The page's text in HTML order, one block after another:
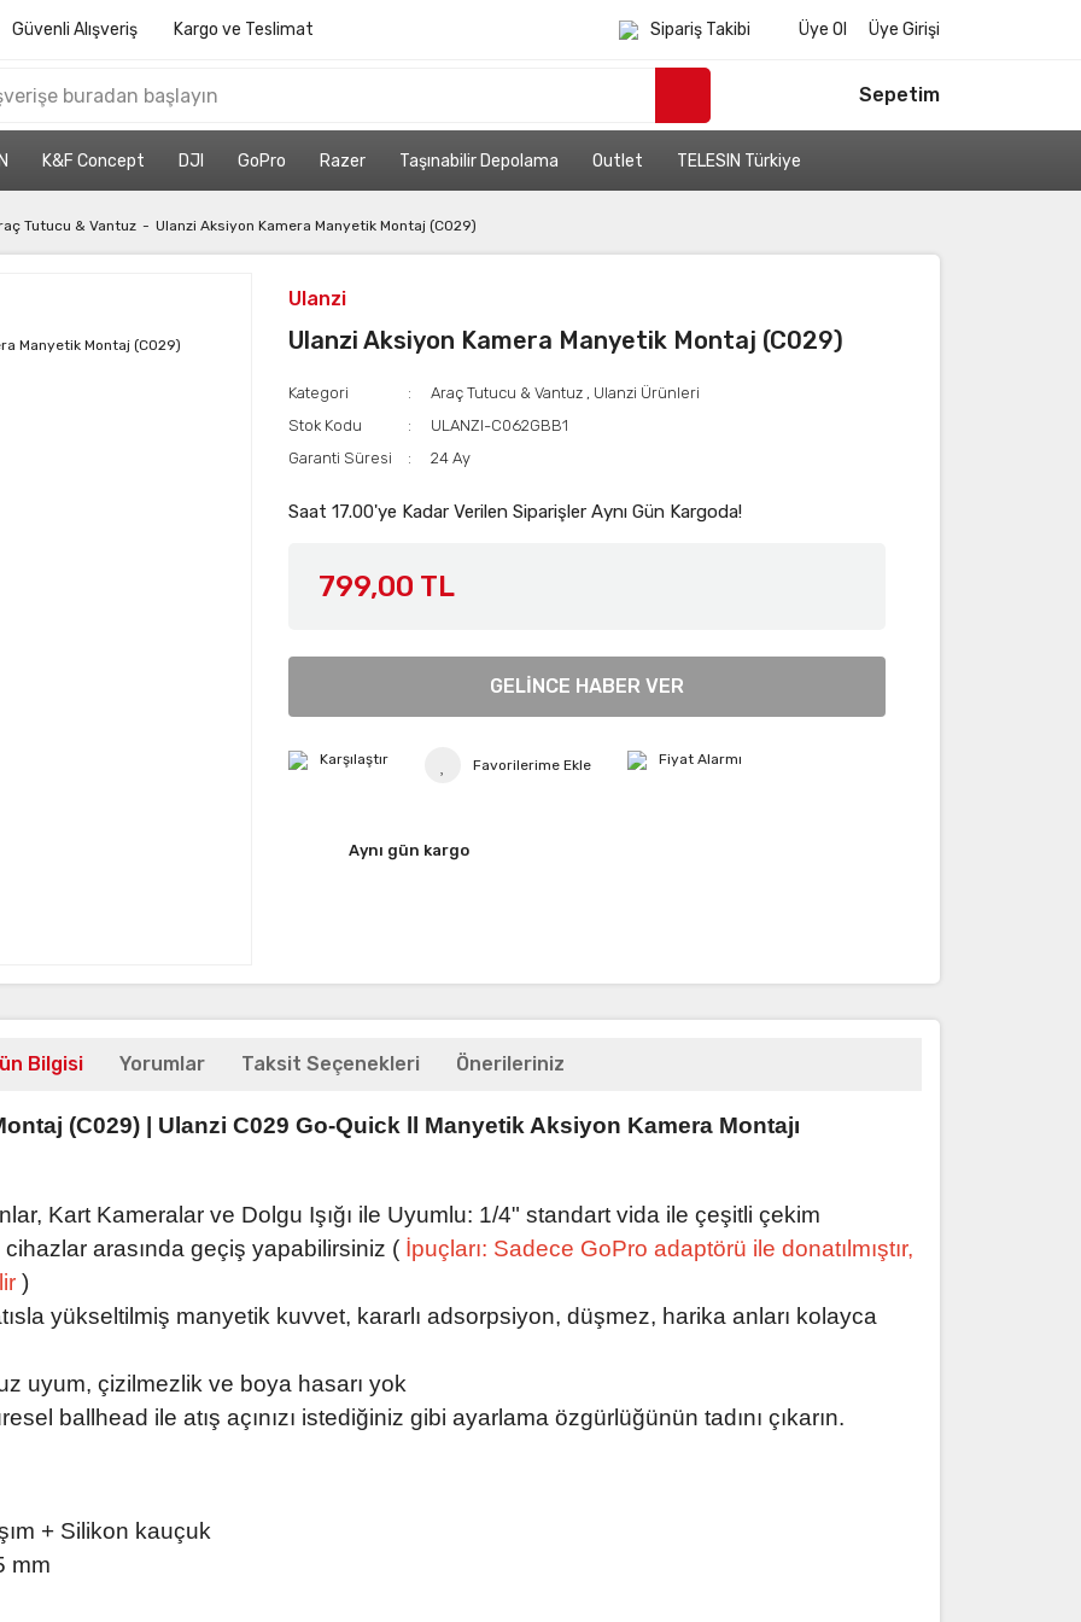
Güvenli Alışveriş Kargo ve Teslimat Sipariş Takibi Üye Ol Üye Girişi
Sepetim
K&F Concept DJI GoPro Razer Taşınabilir Depolama Outlet TELESIN Türkiye
Tutucu & Vantuz Ulanzi Aksiyon Kamera Manyetik Montaj (C029)
Ulanzi
Ulanzi Aksiyon Kamera Manyetik Montaj (C029)
Kategori Araç Tutucu & Vantuz , Ulanzi Ürünleri
Stok Kodu
ULANZI-C062GBB1
Garanti Süresi
24 Ay
Saat 17.00'ye Kadar Verilen Siparişler Aynı Gün Kargoda!
799,00 TL
GELİNCE HABER VER
Karşılaştır Fiyat Alarmı
Aynı gün kargo
Bilgisi Yorumlar Taksit Seçenekleri Önerileriniz
(C029) | Ulanzi C029 Go-Quick ll Manyetik Aksiyon Kamera Montajı
Kart Kameralar ve Dolgu Işığı ile Uyumlu: 1/4" standart vida ile çeşitli çekim
cihazlar arasında geçiş yapabilirsiniz ( İpuçları: Sadece GoPro adaptörü ile donatılmıştır,
)
yükseltilmiş manyetik kuvvet, kararlı adsorpsiyon, düşmez, harika anları kolayca
uyum, çizilmezlik ve boya hasarı yok
ballhead ile atış açınızı istediğiniz gibi ayarlama özgürlüğünün tadını çıkarın.
+ Silikon kauçuk
mm